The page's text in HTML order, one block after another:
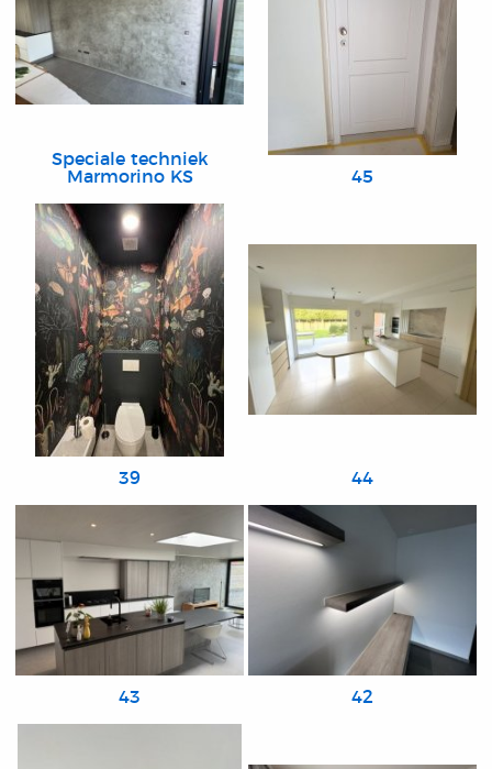
Speciale techniek
Marmorino KS
45
39 44
43 42